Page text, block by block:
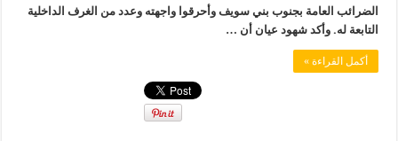
الضرائب العامة بجنوب بني سويف وأحرقوا واجهته وعدد من الغرف الداخلية
التابعة له. وأكد شهود عيان أن …
أكمل القراءة »